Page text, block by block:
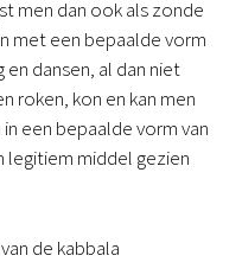
men dan ook als zonde
met een bepaalde vorm
dansen, al dan niet
roken, kon en kan men
een bepaalde vorm van
legitiem middel gezien
de kabbala